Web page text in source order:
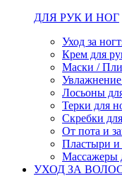
ДЛЯ РУК И НОГ
Уход за
Крем для
Маски /
Лосьоны
Терки для
Скребки
От пота и
Пластыри и
Массажеры
УХОД ЗА